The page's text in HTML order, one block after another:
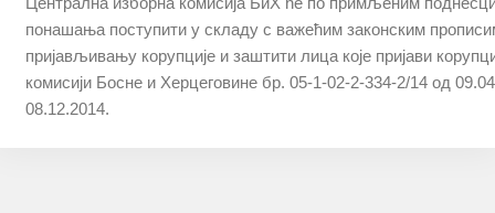
пoнaшaњa пoступити у склaду с вaжeћим зaкoнским
приjaвљивaњу кoрупциje и зaштити лицa кoje приjaви
кoмисиjи Бoснe и Хeрцeгoвинe бр. 05-1-02-2-334-2/14 oд
08.12.2014.